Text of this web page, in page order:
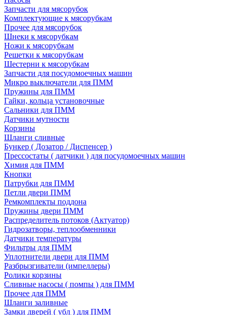
Запчасти для мясорубок
Комплектующие к мясорубкам
Прочее для мясорубок
Шнеки к мясорубкам
Ножи к мясорубкам
Решетки к мясорубкам
Шестерни к мясорубкам
Запчасти для посудомоечных машин
Микро выключатели для ПММ
Пружины для ПММ
Гайки, кольца установочные
Сальники для ПММ
Датчики мутности
Корзины
Шланги сливные
Бункер ( Дозатор / Диспенсер )
Прессостаты ( датчики ) для посудомоечных машин
Химия для ПММ
Кнопки
Патрубки для ПММ
Петли двери ПММ
Ремкомплекты поддона
Пружины двери ПММ
Распределитель потоков (Актуатор)
Гидрозатворы, теплообменники
Датчики температуры
Фильтры для ПММ
Уплотнители двери для ПММ
Разбрызгиватели (импеллеры)
Ролики корзины
Сливные насосы ( помпы ) для ПММ
Прочее для ПММ
Шланги заливные
Замки дверей ( убл ) для ПММ